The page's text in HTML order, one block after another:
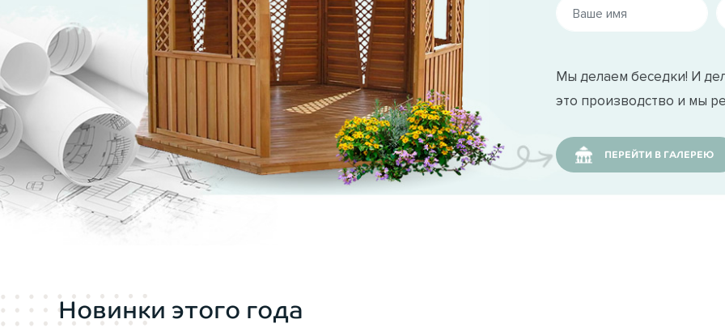
мы всегда включаем в стоимость беседки при поставке заказчику.
Высокий купол крышипозволяет удобно электрифицировать беседку.
Покрытие крыши
— кровля шестиугольной беседки 116 выполняется кровельным
черепицу для беседок мы заказываем у Shinglas и Katepal. Качественный кровельный
компенсирует жару и не задержит снег во время зимы.
Садовая мебельпод эту форму беседки представлена максимально широко, легко
условии заказа беседки), так и в магазинах Москвы и Московской области.
Мы делаем беседки! И
это производство и мы
ПЕРЕЙТИ В ГАЛЕРЕЮ
Новинки этого года